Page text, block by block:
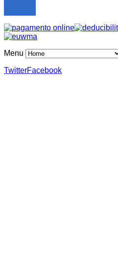
Menu
TwitterFacebook